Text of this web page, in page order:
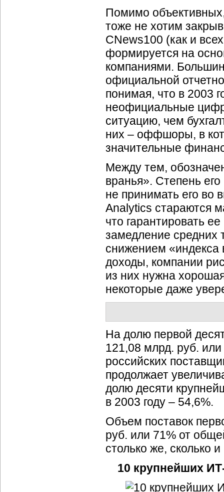
Помимо
тоже не хотим
CNews100 (как и
формируется на
компаниями.
официальной
понимая, что в 2003
неофициальные
ситуацию, чем
них – оффшоры, в
значительные
Между тем,
вранья». Степень
не принимать его во
Analytics стараются
что гарантировать
замедление средних
снижением «индекса
доходы, компании
из них нужна
некоторые даже
На долю первой
121,08 млрд. руб. или
российских
продолжает
долю десяти
в 2003 году – 54,6%.
Объем поставок
руб. или 71% от
столько же, сколько
10 крупнейших